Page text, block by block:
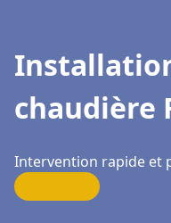
chaudière
Intervention rapide et